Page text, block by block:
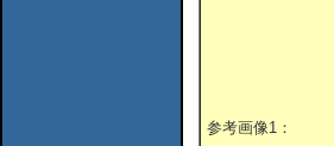
参考画像1：